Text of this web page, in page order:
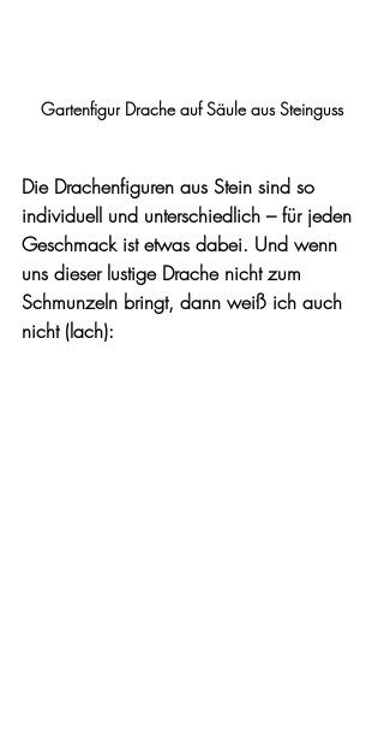
Gartenfigur Drache auf Säule aus Steinguss
Die Drachenfiguren aus Stein sind so
individuell und unterschiedlich – für jeden
Geschmack ist etwas dabei. Und wenn
uns dieser lustige Drache nicht zum
Schmunzeln bringt, dann weiß ich auch
nicht (lach):